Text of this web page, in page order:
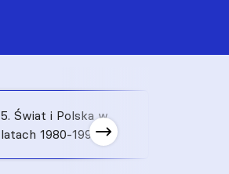
5. Świat i Polska w
latach 1980-1991